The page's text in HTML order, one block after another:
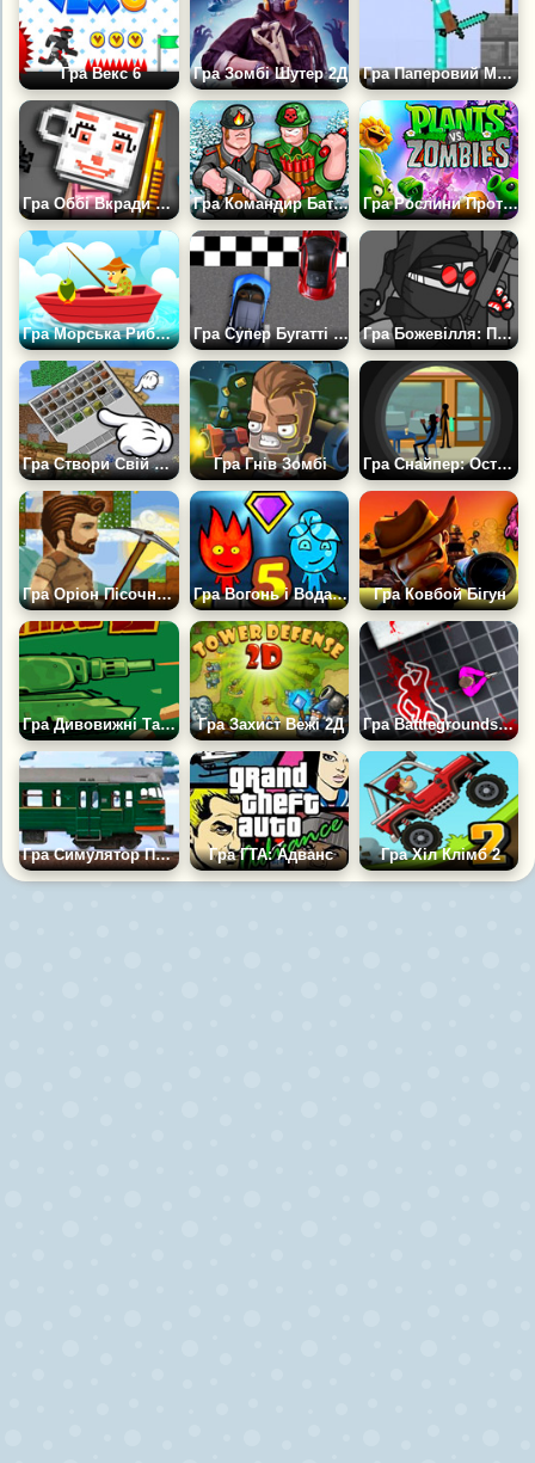
Гра Векс 6 Гра Зомбі Шутер 2Д Гра Паперовий Майнкрафт 2Д
Гра Оббі Вкради Брейнрот Плейграунд Гра Командир Батальйону 2 Гра Рослини Проти Зомбі: Захист Вежі
Гра Морська Риболовля 2D Гра Супер Бугатті Гонки 2022 Для Дітей Гра Божевілля: Проект Нексус
Гра Створи Свій Світ Майна 2D Гра Гнів Зомбі Гра Снайпер: Останній Вбивця 2
Гра Оріон Пісочниця 2: Покращений Гра Вогонь і Вода 5: Елементи Гра Ковбой Бігун
Гра Дивовижні Танки 2 Гра Захист Вежі 2Д Гра Battlegrounds2d.io
Гра Симулятор Поїзда Електрички 2Д Гра ГТА: Адванс Гра Хіл Клімб 2